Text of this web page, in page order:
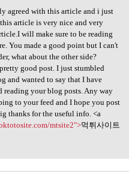
agreed with
agreed with this article and i just
article is very nice and very
will make sure to be reading
You made a good point but I can't
what about the other side?
good post. I just stumbled
and wanted to say that I have
reading your blog posts. Any way
to your feed and I hope you post
thanks for the useful info. <a
mtsite2">먹튀사이트